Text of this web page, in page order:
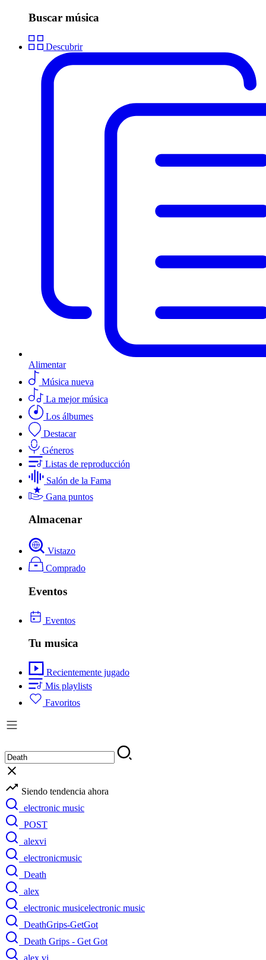
Buscar música
Descubrir
Alimentar
Música nueva
La mejor música
Los álbumes
Destacar
Géneros
Listas de reproducción
Salón de la Fama
Gana puntos
Almacenar
Vistazo
Comprado
Eventos
Eventos
Tu musica
Recientemente jugado
Mis playlists
Favoritos
Siendo tendencia ahora
electronic music
POST
alexvi
electronicmusic
Death
alex
electronic musicelectronic music
DeathGrips-GetGot
Death Grips - Get Got
alex vi